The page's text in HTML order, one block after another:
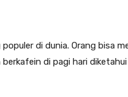
di dunia. Orang bisa
di pagi hari